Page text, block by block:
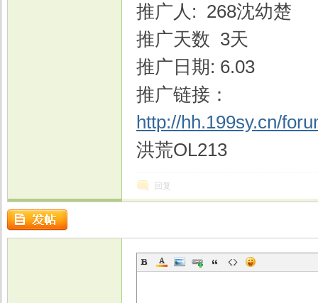
推广人: 268沈幼楚
推广天数 3天
推广日期: 6.03
推广链接：
http://hh.199sy.cn/
洪荒OL213
回复